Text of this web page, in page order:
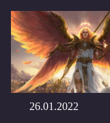
26.01.2022